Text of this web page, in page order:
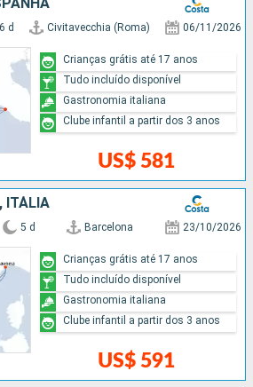
6 d Civitavecchia (Roma) 06/11/2026
US$ 581
Crianças grátis até 17 anos
Tudo incluído disponível
Gastronomia italiana
Clube infantil a partir dos 3 anos
ITÁLIA
5 d Barcelona 23/10/2026
US$ 591
Crianças grátis até 17 anos
Tudo incluído disponível
Gastronomia italiana
Clube infantil a partir dos 3 anos